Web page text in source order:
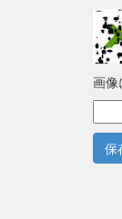
画像
保